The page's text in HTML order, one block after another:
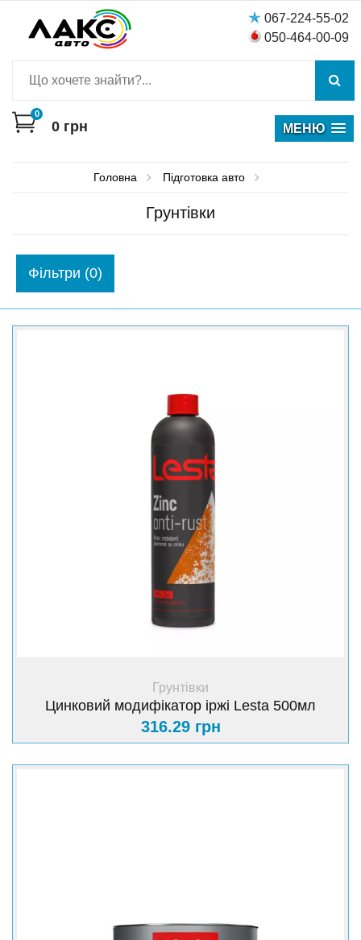
067-224-55-02
050-464-00-09
0
0 грн МЕНЮ
Головна Пiдготовка авто
Грунтівки
Фiльтри (0)
+ Купити
Грунтівки
Цинковий модифікатор іржі Lesta 500мл
316.29 грн